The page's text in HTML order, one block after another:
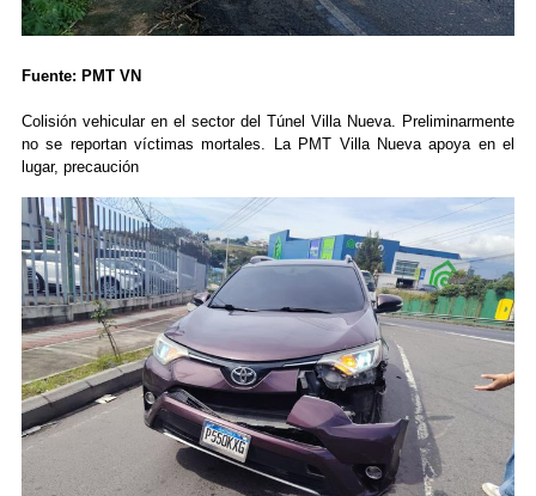
Fuente: PMT VN
Colisión vehicular en el sector del Túnel Villa Nueva. Preliminarmente
no se reportan víctimas mortales. La PMT Villa Nueva apoya en el
lugar, precaución